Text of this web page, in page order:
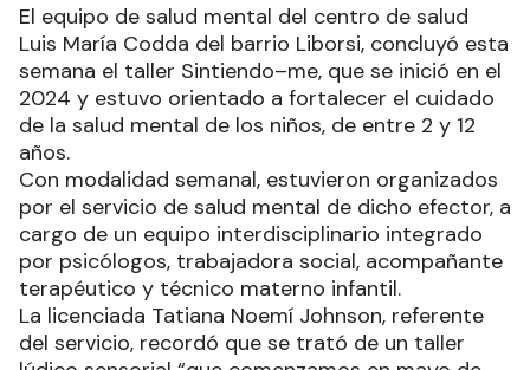
El equipo de salud mental del centro de salud
Luis María Codda del barrio Liborsi, concluyó esta
semana el taller Sintiendo–me, que se inició en el
2024 y estuvo orientado a fortalecer el cuidado
de la salud mental de los niños, de entre 2 y 12
años.
Con modalidad semanal, estuvieron organizados
por el servicio de salud mental de dicho efector, a
cargo de un equipo interdisciplinario integrado
por psicólogos, trabajadora social, acompañante
terapéutico y técnico materno infantil.
La licenciada Tatiana Noemí Johnson, referente
del servicio, recordó que se trató de un taller